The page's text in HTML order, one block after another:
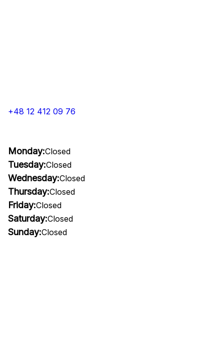
+48 12 412 09 76
Monday:Closed
Tuesday:Closed
Wednesday:Closed
Thursday:Closed
Friday:Closed
Saturday:Closed
Sunday:Closed